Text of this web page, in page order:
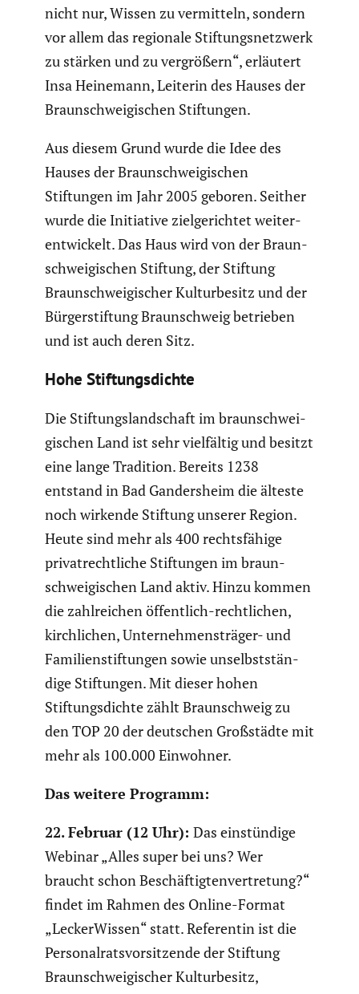
nicht nur, Wissen zu vermit­teln, sondern
vor allem das regionale Stiftungs­netz­werk
zu stärken und zu vergrö­ßern“, erläutert
Insa Heinemann, Leiterin des Hauses der
Braun­schwei­gi­schen Stiftungen.
Aus diesem Grund wurde die Idee des
Hauses der Braun­schwei­gi­schen
Stiftungen im Jahr 2005 geboren. Seither
wurde die Initia­tive zielge­richtet weiter­
ent­wi­ckelt. Das Haus wird von der Braun­
schwei­gi­schen Stiftung, der Stiftung
Braun­schwei­gi­scher Kultur­be­sitz und der
Bürger­stif­tung Braun­schweig betrieben
und ist auch deren Sitz.
Hohe Stiftungs­dichte
Die Stiftungs­land­schaft im braun­schwei­
gi­schen Land ist sehr vielfältig und besitzt
eine lange Tradition. Bereits 1238
entstand in Bad Ganders­heim die älteste
noch wirkende Stiftung unserer Region.
Heute sind mehr als 400 rechts­fä­hige
privat­recht­liche Stiftungen im braun­
schwei­gi­schen Land aktiv. Hinzu kommen
die zahlrei­chen öffent­lich-recht­li­chen,
kirch­li­chen, Unter­neh­mens­träger- und
Famili­en­stif­tungen sowie unselbst­stän­
dige Stiftungen. Mit dieser hohen
Stiftungs­dichte zählt Braun­schweig zu
den TOP 20 der deutschen Großstädte mit
mehr als 100.000 Einwohner.
Das weitere Programm:
22. Februar (12 Uhr): Das einstün­dige
Webinar „Alles super bei uns? Wer
braucht schon Beschäf­tig­ten­ver­tre­tung?“
findet im Rahmen des Online-Format
„Lecker­Wissen“ statt. Referentin ist die
Perso­nal­rats­vor­sit­zende der Stiftung
Braun­schwei­gi­scher Kultur­be­sitz,